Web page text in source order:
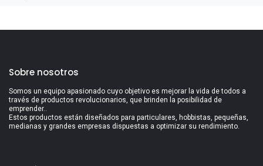
Sobre nosotros
Somos un equipo apasionado cuyo objetivo es mejorar la vida de todos a
través de productos revolucionarios, que brinden la posibilidad de
emprender..
Estos productos están diseñados para particulares, hobbistas, pequeñas,
medianas y grandes empresas dispuestas a optimizar su rendimiento.